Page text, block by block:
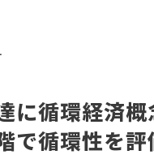
に循環経済
で循環性を評